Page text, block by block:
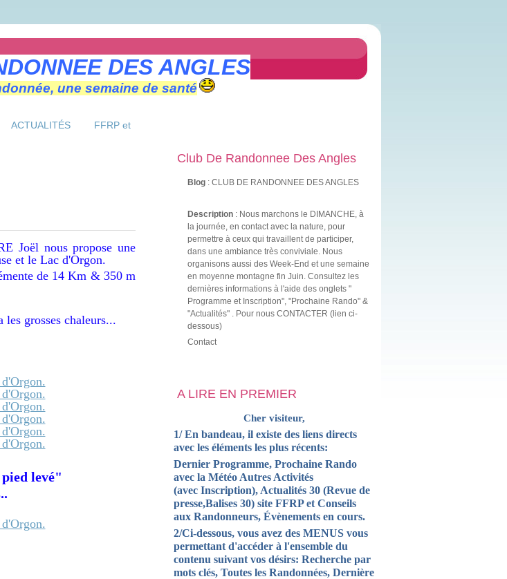
DES ANGLES
une semaine de santé
ACTUALITÉS
FFRP et
Joël nous propose une
et le Lac d'Orgon.
de 14 Km & 350 m
grosses chaleurs...
levé"
Club De Randonnee Des Angles
Blog : CLUB DE RANDONNEE DES ANGLES
Description : Nous marchons le DIMANCHE, à
la journée, en contact avec la nature, pour
permettre à ceux qui travaillent de participer,
dans une ambiance très conviviale. Nous
organisons aussi des Week-End et une semaine
en moyenne montagne fin Juin. Consultez les
dernières informations à l'aide des onglets "
Programme et Inscription", "Prochaine Rando" &
"Actualités" . Pour nous CONTACTER (lien ci-
dessous)
Contact
A LIRE EN PREMIER
Cher visiteur,
1/ En bandeau, il existe des liens directs
avec les éléments les plus récents:
Dernier Programme, Prochaine Rando
avec la Météo Autres Activités
(avec Inscription), Actualités 30 (Revue de
presse,Balises 30) site FFRP et Conseils
aux Randonneurs, Évènements en cours.
2/Ci-dessous, vous avez des MENUS vous
permettant d'accéder à l'ensemble du
contenu suivant vos désirs: Recherche par
mots clés, Toutes les Randonnées, Dernière